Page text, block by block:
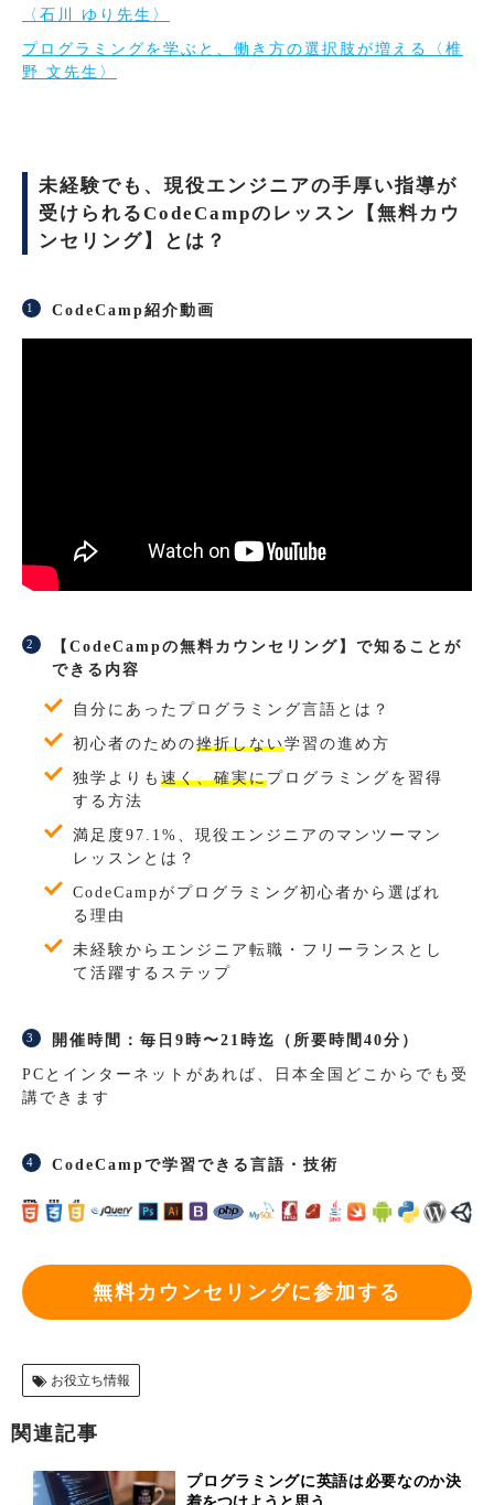
〈石川 ゆり先生〉
プログラミングを学ぶと、働き方の選択肢が増える〈椎
野 文先生〉
未経験でも、現役エンジニアの手厚い指導が
受けられるCodeCampのレッスン【無料カウ
ンセリング】とは？
CodeCamp紹介動画
【CodeCampの無料カウンセリング】で知ることが
できる内容
自分にあったプログラミング言語とは？
初心者のための挫折しない学習の進め方
独学よりも 速く、確実にプログラミングを習得
する方法
満足度97.1%、現役エンジニアのマンツーマン
レッスンとは？
CodeCampがプログラミング初心者から選ばれ
る理由
未経験からエンジニア転職・フリーランスとし
て活躍するステップ
開催時間：毎日9時〜21時迄（所要時間40分）
PCとインターネットがあれば、日本全国どこからでも受
講できます
CodeCampで学習できる言語・技術
無料カウンセリングに参加する
お役立ち情報
関連記事
プログラミングに英語は必要なのか決